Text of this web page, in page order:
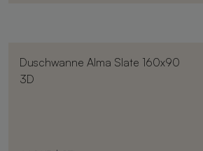
Duschwanne Alma Slate 160x90
3D